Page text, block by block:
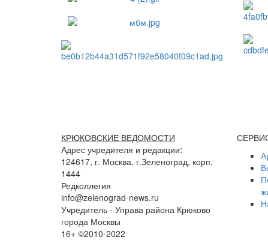
КРЮКОВСКИЕ ВЕДОМОСТИ
Адрес учредителя и редакции:
124617, г. Москва, г.Зеленоград, корп.
1444
Редколлегия
info@zelenograd-news.ru
Учредитель - Управа района Крюково
города Москвы
16+ ©2010-2022